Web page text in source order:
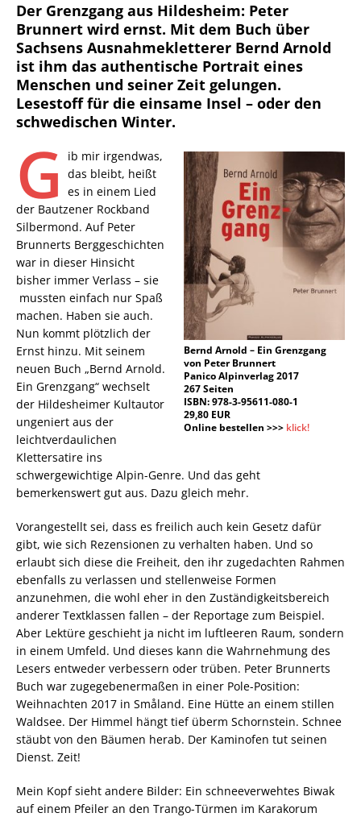
Der Grenzgang aus Hildesheim: Peter
Brunnert wird ernst. Mit dem Buch über
Sachsens Ausnahmekletterer Bernd Arnold
ist ihm das authentische Portrait eines
Menschen und seiner Zeit gelungen.
Lesestoff für die einsame Insel – oder den
schwedischen Winter.
Bernd Arnold – Ein Grenzgang
von Peter Brunnert
Panico Alpinverlag 2017
267 Seiten
ISBN: 978-3-95611-080-1
29,80 EUR
Online bestellen >>> klick!
G
ib mir irgendwas,
das bleibt, heißt
es in einem Lied
der Bautzener Rockband
Silbermond. Auf Peter
Brunnerts Berggeschichten
war in dieser Hinsicht
bisher immer Verlass – sie
mussten einfach nur Spaß
machen. Haben sie auch.
Nun kommt plötzlich der
Ernst hinzu. Mit seinem
neuen Buch „Bernd Arnold.
Ein Grenzgang“ wechselt
der Hildesheimer Kultautor
ungeniert aus der
leichtverdaulichen
Klettersatire ins
schwergewichtige Alpin-Genre. Und das geht
bemerkenswert gut aus. Dazu gleich mehr.
Vorangestellt sei, dass es freilich auch kein Gesetz dafür
gibt, wie sich Rezensionen zu verhalten haben. Und so
erlaubt sich diese die Freiheit, den ihr zugedachten Rahmen
ebenfalls zu verlassen und stellenweise Formen
anzunehmen, die wohl eher in den Zuständigkeitsbereich
anderer Textklassen fallen – der Reportage zum Beispiel.
Aber Lektüre geschieht ja nicht im luftleeren Raum, sondern
in einem Umfeld. Und dieses kann die Wahrnehmung des
Lesers entweder verbessern oder trüben. Peter Brunnerts
Buch war zugegebenermaßen in einer Pole-Position:
Weihnachten 2017 in Småland. Eine Hütte an einem stillen
Waldsee. Der Himmel hängt tief überm Schornstein. Schnee
stäubt von den Bäumen herab. Der Kaminofen tut seinen
Dienst. Zeit!
Mein Kopf sieht andere Bilder: Ein schneeverwehtes Biwak
auf einem Pfeiler an den Trango-Türmen im Karakorum